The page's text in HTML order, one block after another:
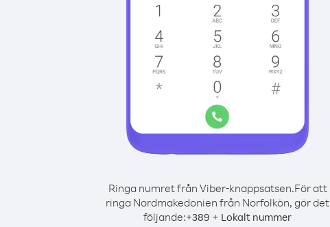
Ringa numret från Viber-knappsatsen.För att
ringa Nordmakedonien från Norfolkön, gör det
följande:+389 + Lokalt nummer